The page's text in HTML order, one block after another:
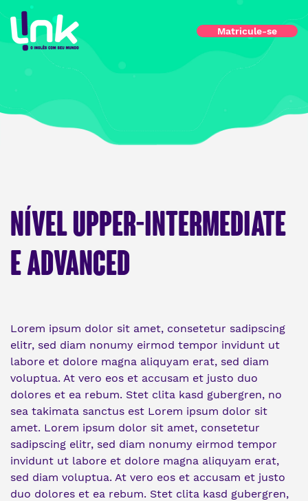
Matricule-se
NÍVEL UPPER-INTERMEDIATE
E ADVANCED
Lorem ipsum dolor sit amet, consetetur sadipscing
elitr, sed diam nonumy eirmod tempor invidunt ut
labore et dolore magna aliquyam erat, sed diam
voluptua. At vero eos et accusam et justo duo
dolores et ea rebum. Stet clita kasd gubergren, no
sea takimata sanctus est Lorem ipsum dolor sit
amet. Lorem ipsum dolor sit amet, consetetur
sadipscing elitr, sed diam nonumy eirmod tempor
invidunt ut labore et dolore magna aliquyam erat,
sed diam voluptua. At vero eos et accusam et justo
duo dolores et ea rebum. Stet clita kasd gubergren,